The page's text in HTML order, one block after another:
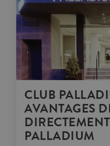
CLUB
AVANTAGES
PALLADIUM